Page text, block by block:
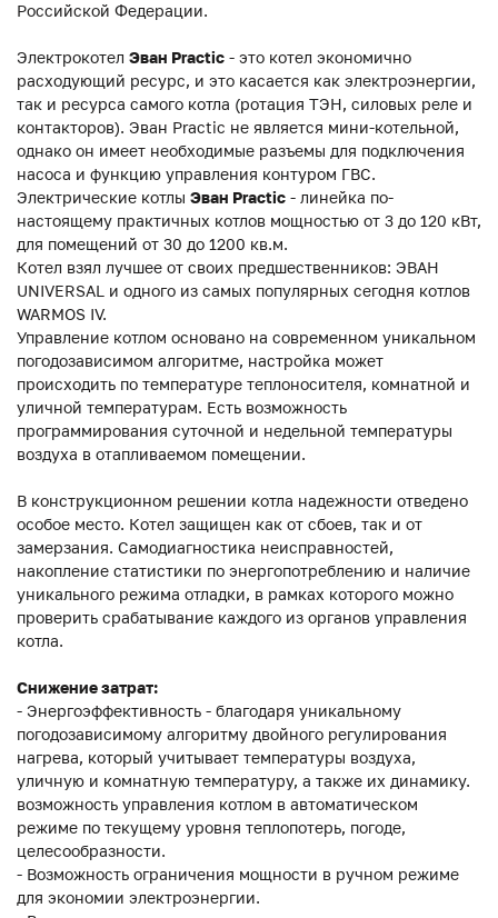
Российской Федерации.
Электрокотел Эван Practic - это котел экономично
расходующий ресурс, и это касается как электроэнергии,
так и ресурса самого котла (ротация ТЭН, силовых реле и
контакторов). Эван Practic не является мини-котельной,
однако он имеет необходимые разъемы для подключения
насоса и функцию управления контуром ГВС.
Электрические котлы Эван Practic - линейка по-
настоящему практичных котлов мощностью от 3 до 120 кВт,
для помещений от 30 до 1200 кв.м.
Котел взял лучшее от своих предшественников: ЭВАН
UNIVERSAL и одного из самых популярных сегодня котлов
WARMOS IV.
Управление котлом основано на современном уникальном
погодозависимом алгоритме, настройка может
происходить по температуре теплоносителя, комнатной и
уличной температурам. Есть возможность
программирования суточной и недельной температуры
воздуха в отапливаемом помещении.
В конструкционном решении котла надежности отведено
особое место. Котел защищен как от сбоев, так и от
замерзания. Самодиагностика неисправностей,
накопление статистики по энергопотреблению и наличие
уникального режима отладки, в рамках которого можно
проверить срабатывание каждого из органов управления
котла.
Снижение затрат:
- Энергоэффективность - благодаря уникальному
погодозависимому алгоритму двойного регулирования
нагрева, который учитывает температуры воздуха,
уличную и комнатную температуру, а также их динамику.
возможность управления котлом в автоматическом
режиме по текущему уровня теплопотерь, погоде,
целесообразности.
- Возможность ограничения мощности в ручном режиме
для экономии электроэнергии.